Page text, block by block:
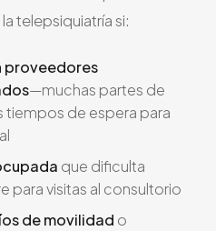
telepsiquiatría si:
proveedores
—muchas partes de
tiempos de espera para
que dificulta
para visitas al consultorio
de movilidad o